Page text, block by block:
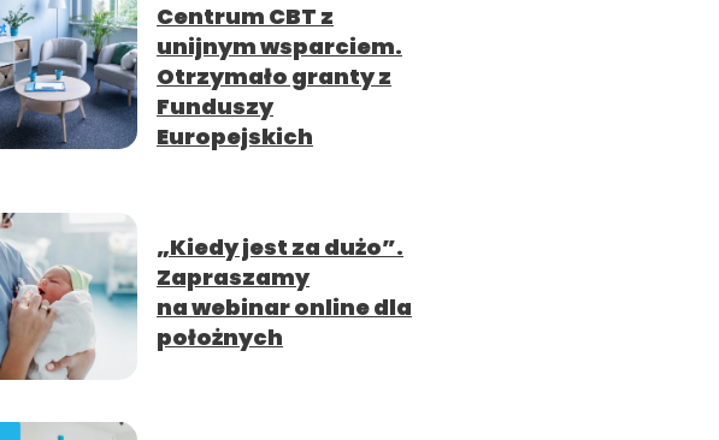
Centrum CBT z
unijnym wsparciem.
Otrzymało granty z
Funduszy
Europejskich
„Kiedy jest za dużo”.
Zapraszamy
na webinar online dla
położnych